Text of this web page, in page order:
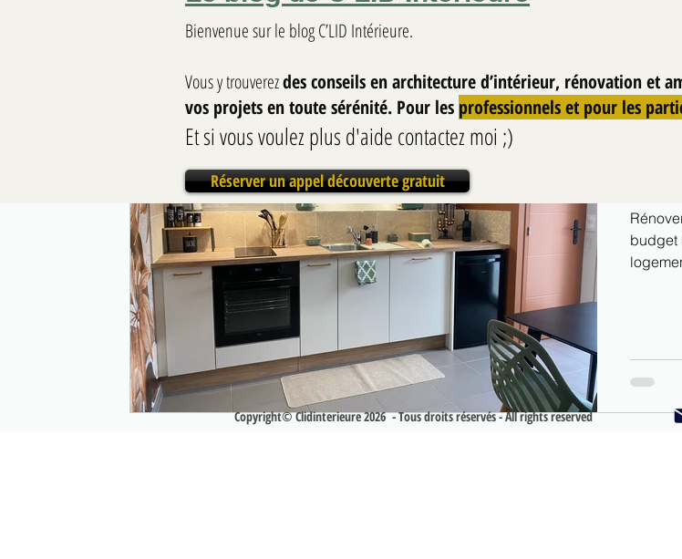
budget
Bienvenue sur le blog C’LID Intérieure.
Vous y trouverezdes conseils en architecture d’intérieur, rénovation et
vos projets en toute sérénité. Pour les professionnels et pour les
Et si vous voulez plus d'aide contactez moi ;)
Réserver un appel découverte gratuit
Copyright© Clidinterieure 2026 - Tous droits réservés - All rights reserved